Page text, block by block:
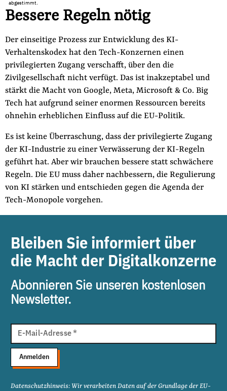
abgestimmt.
Bessere Regeln nötig
Der einseitige Prozess zur Entwicklung des KI-
Verhaltenskodex hat den Tech-Konzernen einen
privilegierten Zugang verschafft, über den die
Zivilgesellschaft nicht verfügt. Das ist inakzeptabel und
stärkt die Macht von Google, Meta, Microsoft & Co. Big
Tech hat aufgrund seiner enormen Ressourcen bereits
ohnehin erheblichen Einfluss auf die EU-Politik.
Es ist keine Überraschung, dass der privilegierte Zugang
der KI-Industrie zu einer Verwässerung der KI-Regeln
geführt hat. Aber wir brauchen bessere statt schwächere
Regeln. Die EU muss daher nachbessern, die Regulierung
von KI stärken und entschieden gegen die Agenda der
Tech-Monopole vorgehen.
Bleiben Sie informiert über
die Macht der Digitalkonzerne
Abonnieren Sie unseren kostenlosen
Newsletter.
Mail
Adresse
E-Mail-Adresse*
Anmelden
Datenschutzhinweis: Wir verarbeiten Daten auf der Grundlage der EU-